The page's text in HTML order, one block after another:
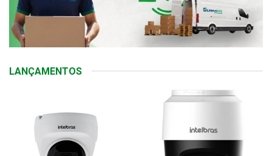
LANÇAMENTOS